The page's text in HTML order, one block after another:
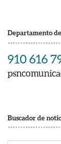
Departamento
910 616
Buscador de